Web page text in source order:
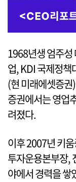
1968년생 엄주성
업, KDI 국제정책
(현 미래에셋증
증권에서는 영업
려졌다.
이후 2007년 키
투자운용본부장,
야에서 경력을 쌓